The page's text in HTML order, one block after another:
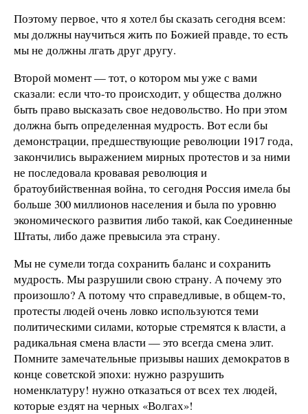
Поэтому первое, что я хотел бы сказать сегодня всем:
мы должны научиться жить по Божией правде, то есть
мы не должны лгать друг другу.
Второй момент — тот, о котором мы уже с вами
сказали: если что-то происходит, у общества должно
быть право высказать свое недовольство. Но при этом
должна быть определенная мудрость. Вот если бы
демонстрации, предшествующие революции 1917 года,
закончились выражением мирных протестов и за ними
не последовала кровавая революция и
братоубийственная война, то сегодня Россия имела бы
больше 300 миллионов населения и была по уровню
экономического развития либо такой, как Соединенные
Штаты, либо даже превысила эта страну.
Мы не сумели тогда сохранить баланс и сохранить
мудрость. Мы разрушили свою страну. А почему это
произошло? А потому что справедливые, в общем-то,
протесты людей очень ловко используются теми
политическими силами, которые стремятся к власти, а
радикальная смена власти — это всегда смена элит.
Помните замечательные призывы наших демократов в
конце советской эпохи: нужно разрушить
номенклатуру! нужно отказаться от всех тех людей,
которые ездят на черных «Волгах»!